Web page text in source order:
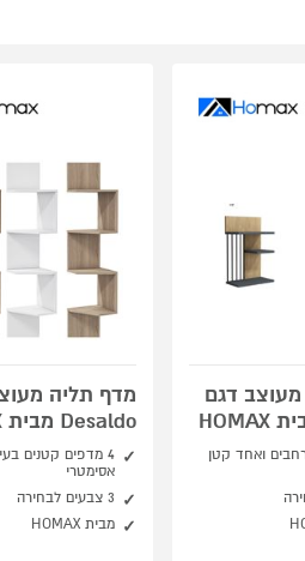
דגם
2 רחבים ואחד קטן
מדף תליה
Desaldo מבית HOMAX
4 מדפים קטנים
אסימטרי
3 צבעים לבחירה
מבית HOMAX